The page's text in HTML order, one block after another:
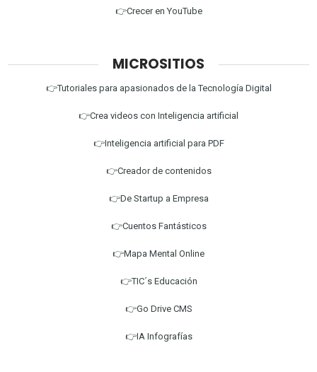
👉Crecer en YouTube
MICROSITIOS
👉Tutoriales para apasionados de la Tecnología Digital
👉Crea videos con Inteligencia artificial
👉Inteligencia artificial para PDF
👉Creador de contenidos
👉De Startup a Empresa
👉Cuentos Fantásticos
👉Mapa Mental Online
👉TIC´s Educación
👉Go Drive CMS
👉IA Infografías